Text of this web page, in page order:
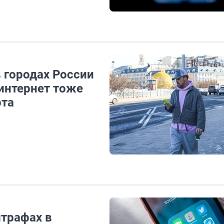
России
тоже
в